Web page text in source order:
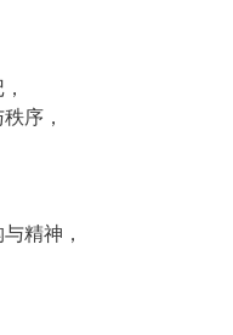
序，
精神，